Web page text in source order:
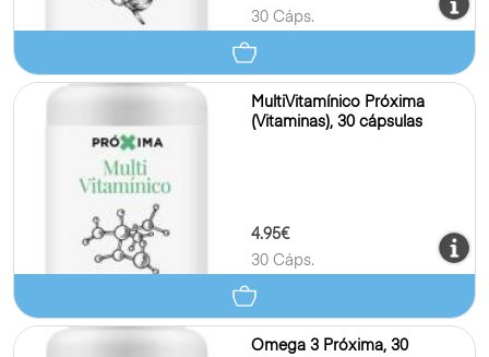
30 Cáps.
MultiVitamínico Próxima
(Vitaminas), 30 cápsulas
4.95€
30 Cáps.
Omega 3 Próxima, 30